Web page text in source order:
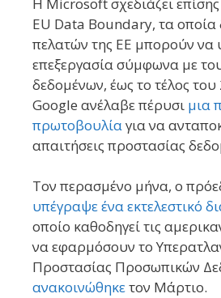
EU Data Boundary, τα οποία
πελατών της ΕΕ μπορούν να
επεξεργασία σύμφωνα με
δεδομένων, έως το τέλος του
Google ανέλαβε πέρυσι μια
πρωτοβουλίαγια να
απαιτήσεις προστασίας
Τον περασμένο μήνα, ο
υπέγραψε ένα εκτελεστικό
οποίο καθοδηγεί τις
να εφαρμόσουν το
Προστασίας Προσωπικών
ανακοινώθηκετον Μάρτιο.